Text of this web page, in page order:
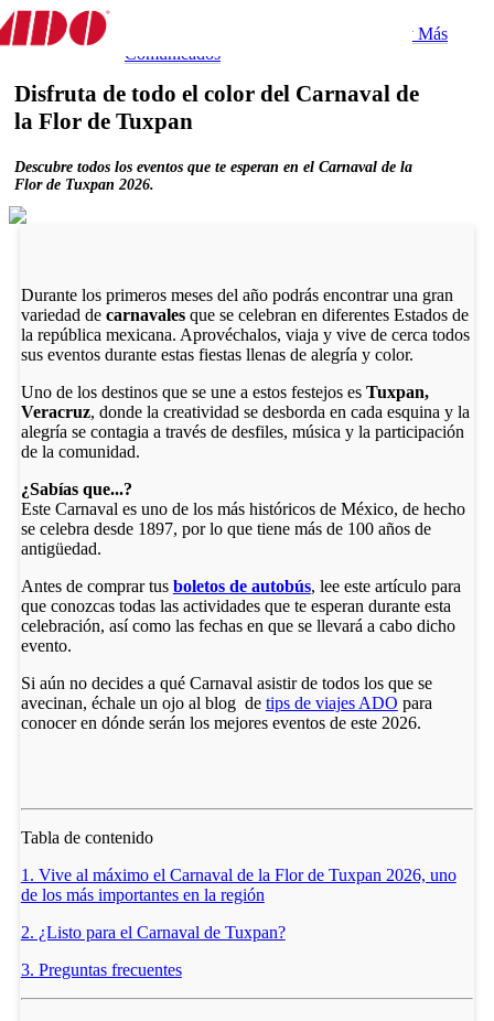
Experiencia
Disfruta de todo el color del Carnaval de
la Flor de Tuxpan
Descubre todos los eventos que te esperan en el Carnaval de la
Flor de Tuxpan 2026.
Durante los primeros meses del año podrás encontrar una gran
variedad de carnavales que se celebran en diferentes Estados de
la república mexicana. Aprovéchalos, viaja y vive de cerca todos
sus eventos durante estas fiestas llenas de alegría y color.
Uno de los destinos que se une a estos festejos es Tuxpan,
Veracruz, donde la creatividad se desborda en cada esquina y la
alegría se contagia a través de desfiles, música y la participación
de la comunidad.
¿Sabías que...?
Este Carnaval es uno de los más históricos de México, de hecho
se celebra desde 1897, por lo que tiene más de 100 años de
antigüedad.
Antes de comprar tus boletos de autobús, lee este artículo para
que conozcas todas las actividades que te esperan durante esta
celebración, así como las fechas en que se llevará a cabo dicho
evento.
Si aún no decides a qué Carnaval asistir de todos los que se
avecinan, échale un ojo al blog de tips de viajes ADO para
conocer en dónde serán los mejores eventos de este 2026.
Tabla de contenido
1. Vive al máximo el Carnaval de la Flor de Tuxpan 2026, uno
de los más importantes en la región
2. ¿Listo para el Carnaval de Tuxpan?
3. Preguntas frecuentes
Tips y Más
Comunicados